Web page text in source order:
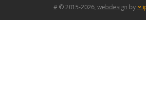
#© 2015-2026, webdesign by ∞